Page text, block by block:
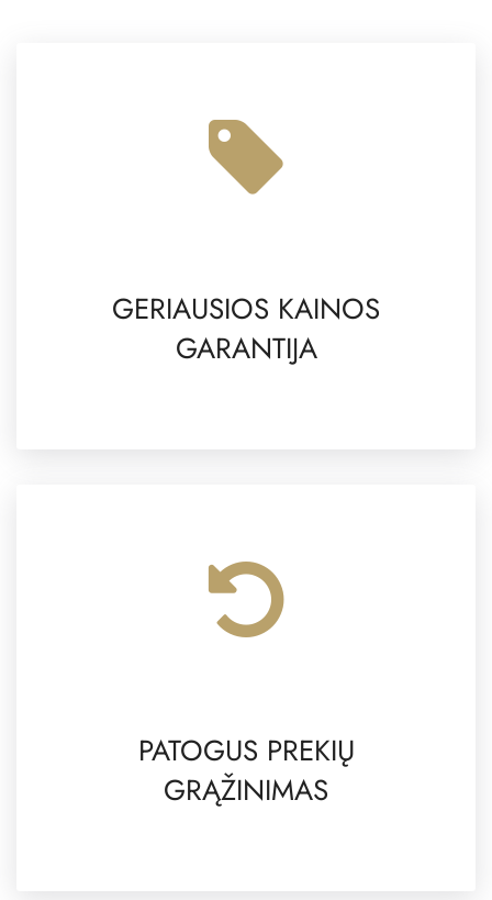
GERIAUSIOS KAINOS
GARANTIJA
PATOGUS PREKIŲ
GRĄŽINIMAS